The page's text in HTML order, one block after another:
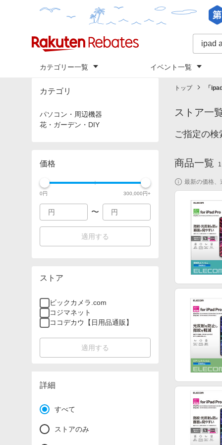
カテゴリー一覧 イベント一覧
カテゴリ
パソコン・周辺機器
花・ガーデン・DIY
価格
0円 300,000円+
〜
適用する
ストア
ビックカメラ.com
コジマネット
ココデカウ【日用品通販】
適用する
詳細
すべて
ストアのみ
トップ 「
ストア一
ご指定の
商品一覧 1
最新の価格、